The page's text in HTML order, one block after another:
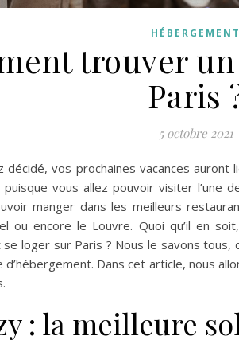
HÉBERGEMENT
trouver
Paris
5 octobre 2021
décidé, vos prochaines vacances auront
puisque vous allez pouvoir visiter l’une
manger dans les meilleurs
ou encore le Louvre. Quoi qu’il en
loger sur Paris ? Nous le savons
Dans cet article, nous
: la meilleure